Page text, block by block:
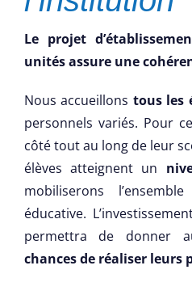
Le projet
unités assure une
Nous accueillons tous les
personnels variés. Pour
côté tout au long de leur
élèves atteignent un
mobiliserons
éducative.
permettra de donner
chances de réaliser leurs